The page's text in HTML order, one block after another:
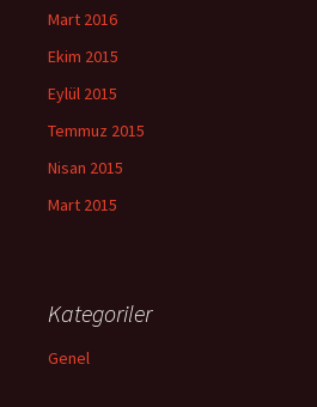
Mart 2016
Ekim 2015
Eylül 2015
Temmuz 2015
Nisan 2015
Mart 2015
Kategoriler
Genel